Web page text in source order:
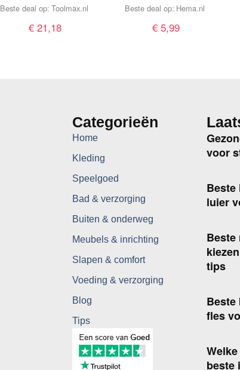
Beste deal op: toolmax.nl
€ 21,18
Beste deal op: hema.nl
€5,99
Categorieën
Home
Kleding
Speelgoed
Bad & verzorging
Buiten & onderweg
Meubels & inrichting
Slapen & comfort
Voeding & verzorging
Blog
Tips
voor
Beste
luier
Beste
tips
Beste
fles
beste